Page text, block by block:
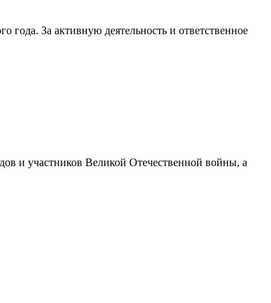
За активную деятельность и ответственное
и участников Великой Отечественной войны, а